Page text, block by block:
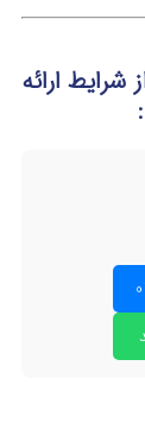
شرایط ارائه